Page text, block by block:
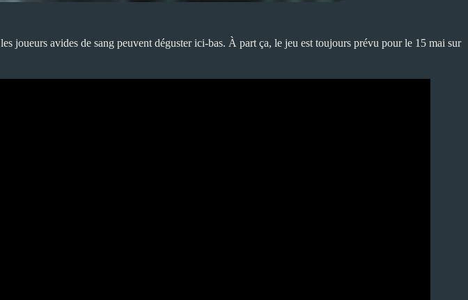
joueurs avides de sang peuvent déguster ici-bas. À part ça, le jeu est toujours prévu pour le 15 mai sur